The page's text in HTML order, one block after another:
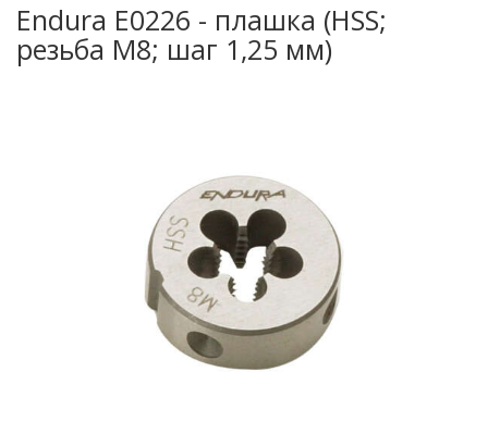
Endura E0226 - плашка (HSS;
резьба M8; шаг 1,25 мм)